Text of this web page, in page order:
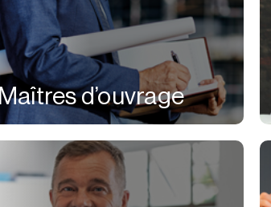
Maîtres d’ouvrage